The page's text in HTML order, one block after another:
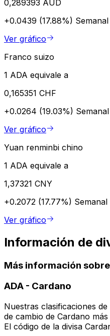
0,289393 AUD
+0.0439 (17.88%) Semanal
Ver gráfico
Franco suizo
1 ADA equivale a
0,165351 CHF
+0.0264 (19.03%) Semanal
Ver gráfico
Yuan renminbi chino
1 ADA equivale a
1,37321 CNY
+0.2072 (17.77%) Semanal
Ver gráfico
Información de
Más información sobre
ADA - Cardano
Nuestras clasificaciones
de cambio de Cardano
El código de la divisa